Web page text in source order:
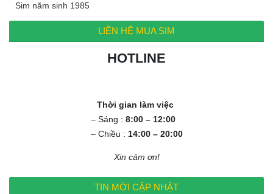
Sim năm sinh 1985
LIÊN HỆ MUA SIM
HOTLINE
Thời gian làm việc
– Sáng : 8:00 – 12:00
– Chiều : 14:00 – 20:00
Xin cảm ơn!
TIN MỚI CẬP NHẬT